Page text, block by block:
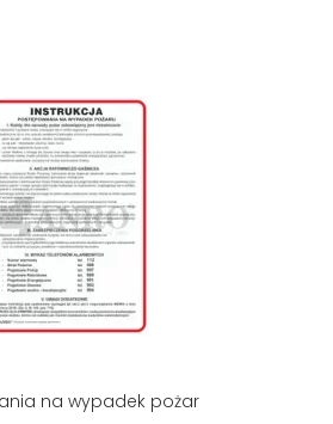
na wypadek pożar